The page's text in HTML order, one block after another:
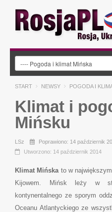
START NEWSY POGODA I
Klimat i
Mińsku
LSz
Poprawiono: 14 październik
Utworzono: 14 październik 2014
Klimat Mińska to w
Kijowem. Mińsk leży w
kontynentalnego ze sporym
Oceanu Atlantyckiego ze